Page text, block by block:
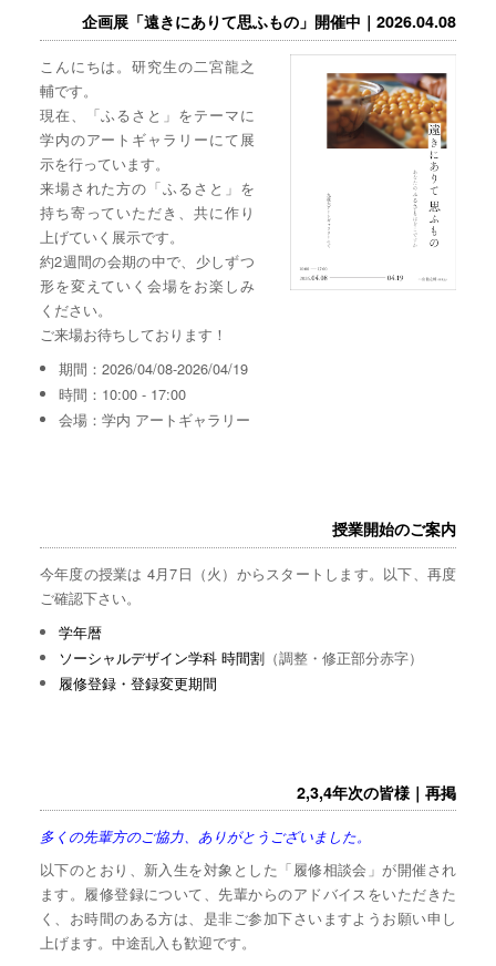
企画展「遠きにありて思ふもの」開催中｜2026.04.08
こんにちは。研究生の二宮龍之
輔です。
現在、「ふるさと」をテーマに
学内のアートギャラリーにて展
示を行っています。
来場された方の「ふるさと」を
持ち寄っていただき、共に作り
上げていく展示です。
約2週間の会期の中で、少しずつ
形を変えていく会場をお楽しみ
ください。
ご来場お待ちしております！
期間：2026/04/08-2026/04/19
時間：10:00 - 17:00
会場：学内 アートギャラリー
授業開始のご案内
今年度の授業は 4月7日（火）からスタートします。以下、再度
ご確認下さい。
学年暦
ソーシャルデザイン学科 時間割 （調整・修正部分赤字）
履修登録・登録変更期間
2,3,4年次の皆様｜再掲
多くの先輩方のご協力、ありがとうございました。
以下のとおり、新入生を対象とした「履修相談会」が開催され
ます。履修登録について、先輩からのアドバイスをいただきた
く、お時間のある方は、是非ご参加下さいますようお願い申し
上げます。中途乱入も歓迎です。